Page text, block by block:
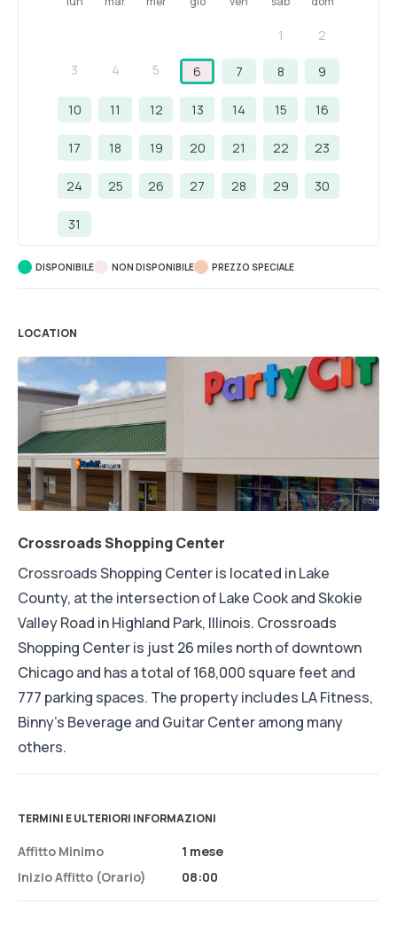
1 2
3 4 5 6 7 8 9
10 11 12 13 14 15 16
17 18 19 20 21 22 23
24 25 26 27 28 29 30
31
DISPONIBILE NON DISPONIBILE PREZZO SPECIALE
LOCATION
Crossroads Shopping Center
Crossroads Shopping Center is located in Lake
County, at the intersection of Lake Cook and Skokie
Valley Road in Highland Park, Illinois. Crossroads
Shopping Center is just 26 miles north of downtown
Chicago and has a total of 168,000 square feet and
777 parking spaces. The property includes LA Fitness,
Binny's Beverage and Guitar Center among many
others.
TERMINI E ULTERIORI INFORMAZIONI
Affitto Minimo
Inizio Affitto (orario)
1 mese
08:00